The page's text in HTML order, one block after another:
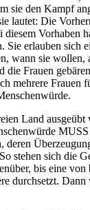
sie den Kampf
lautet: Die
Vorhaben
Sie erlauben sich
wann sie wollen,
die Frauen
mehrere Frauen
Land ausgeübt
deren
stehen sich die
bis eine von
durchsetzt.